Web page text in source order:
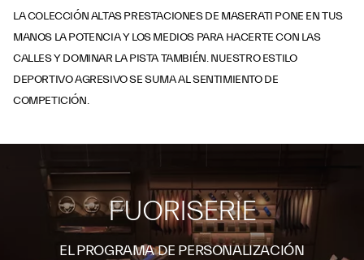
LA COLECCIÓN ALTAS PRESTACIONES DE MASERATI PONE EN TUS
MANOS LA POTENCIA Y LOS MEDIOS PARA HACERTE CON LAS
CALLES Y DOMINAR LA PISTA TAMBIÉN. NUESTRO ESTILO
DEPORTIVO AGRESIVO SE SUMA AL SENTIMIENTO DE
COMPETICIÓN.
FUORISERIE
EL PROGRAMA DE PERSONALIZACIÓN